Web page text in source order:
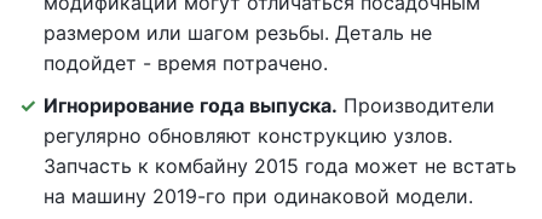
размером или шагом резьбы. Деталь не
подойдет - время потрачено.
Игнорирование года выпуска. Производители
регулярно обновляют конструкцию узлов.
Запчасть к комбайну 2015 года может не встать
на машину 2019-го при одинаковой модели.